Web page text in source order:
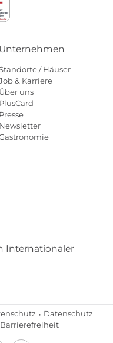
Unternehmen
/ Häuser
& Karriere
Über uns
PlusCard
Presse
Newsletter
Internationaler
Datenschutz
Barrierefreiheit